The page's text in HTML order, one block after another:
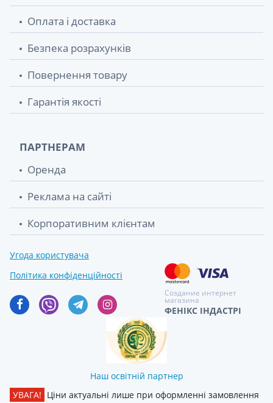
Оплата і доставка
Безпека розрахунків
Повернення товару
Гарантія якості
ПАРТНЕРАМ
Оренда
Реклама на сайті
Корпоративним клієнтам
Угода користувача
Політика конфіденційності
Создание интернет
магазина
ФЕНІКС ІНДАСТРІ
Наш освітній партнер
УВАГА! Ціни актуальні лише при оформленні замовлення